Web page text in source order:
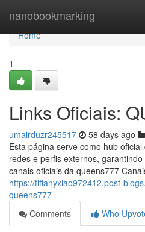
nanobookmarking
Home
Home
1
Links Oficiais:
umairduzr245517 58 days ago
Esta página serve como hub
redes e perfis externos,
canais oficiais da queens777
https://tiffanyxlao972412.post-
queens777
Comments
Who